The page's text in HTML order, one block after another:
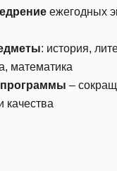
ежегодных
: история,
математика
–
качества